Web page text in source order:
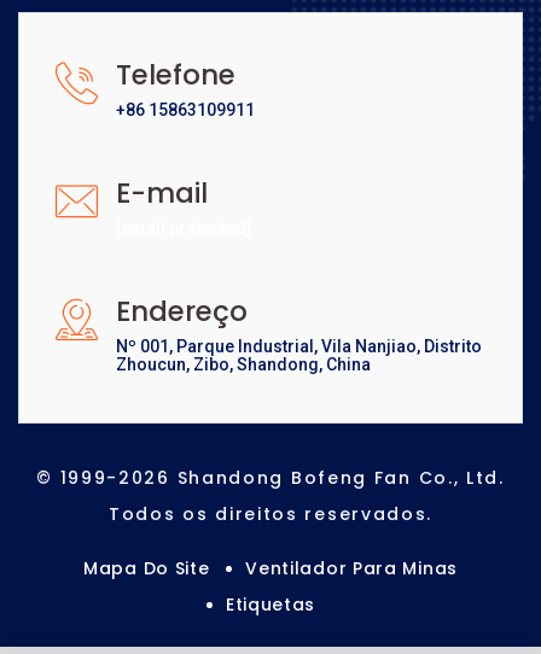
Telefone
+86 15863109911
E-mail
Endereço
Nº 001, Parque Industrial, Vila Nanjiao, Distrito
Zhoucun, Zibo, Shandong, China
© 1999-2026 Shandong Bofeng Fan Co., Ltd.
Todos os direitos reservados.
Mapa Do Site
Ventilador Para Minas
Etiquetas